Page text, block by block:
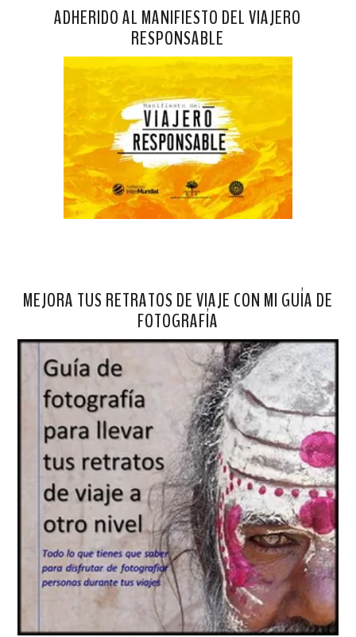
ADHERIDO AL MANIFIESTO DEL VIAJERO
RESPONSABLE
MEJORA TUS RETRATOS DE VIAJE CON MI GUÍA DE
FOTOGRAFÍA